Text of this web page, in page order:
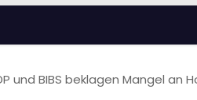
und BIBS beklagen Mangel an